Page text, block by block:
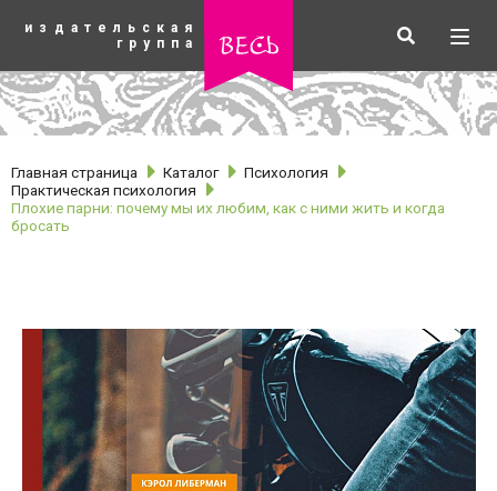
основному
издательская
группа
весь Искать
рубрики
Главная страница Каталог
Психология
Практическая психология
Плохие парни: почему мы их любим, как с ними жить и когда
бросать